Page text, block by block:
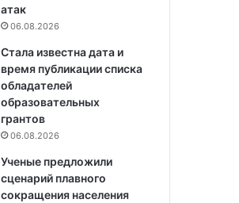
атак
06.08.2026
Стала известна дата и
время публикации списка
обладателей
образовательных
грантов
06.08.2026
Ученые предложили
сценарий плавного
сокращения населения